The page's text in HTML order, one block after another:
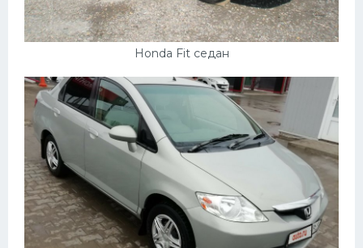
Honda Fit седан
Митсубиси
Киа
Крайслер
Порше
Самолеты
Корабли
Комплектующие
Тойота